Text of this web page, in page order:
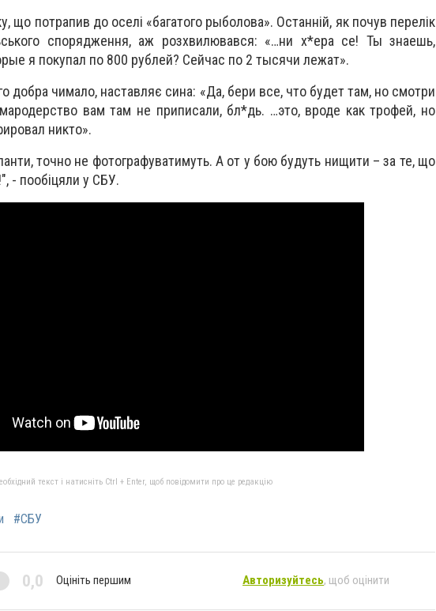
що потрапив до оселі «багатого рыболова». Останній, як почув перелік
спорядження, аж розхвилювався: «…ни х*ера се! Ты знаешь,
я покупал по 800 рублей? Сейчас по 2 тысячи лежат».
добра чимало, наставляє сина: «Да, бери все, что будет там, но смотри
вам там не приписали, бл*дь. …это, вроде как трофей, но
никто».
точно не фотографуватимуть. А от у бою будуть нищити – за те, що
- пообіцяли у СБУ.
текст і натисніть Ctrl + Enter, щоб повідомити про це редакцію
#СБУ
0,0 Оцініть першим Авторизуйтесь, щоб оцінити